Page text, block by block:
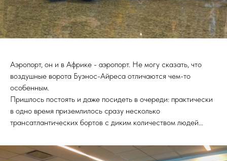
Аэропорт, он и в Африке - аэропорт. Не могу сказать, что
воздушные ворота Буэнос-Айреса отличаются чем-то
особенным.
Пришлось постоять и даже посидеть в очереди: практически
в одно время приземлилось сразу несколько
трансатлантических бортов с диким количеством людей...